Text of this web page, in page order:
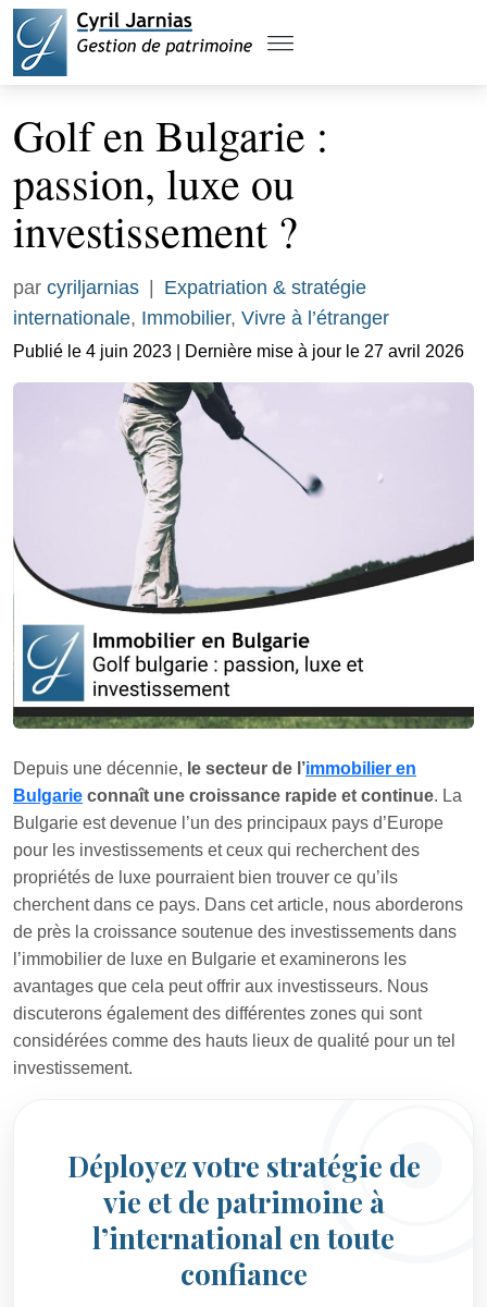
Golf en Bulgarie :
passion, luxe ou
investissement ?
par cyriljarnias
Expatriation & stratégie
internationale, Immobilier, Vivre à l’étranger
Publié le 4 juin 2023 | Dernière mise à jour le 27 avril 2026
Depuis une décennie, le secteur de l’immobilier en
Bulgarie connaît une croissance rapide et continue. La
Bulgarie est devenue l’un des principaux pays d’Europe
pour les investissements et ceux qui recherchent des
propriétés de luxe pourraient bien trouver ce qu’ils
cherchent dans ce pays. Dans cet article, nous aborderons
de près la croissance soutenue des investissements dans
l’immobilier de luxe en Bulgarie et examinerons les
avantages que cela peut offrir aux investisseurs. Nous
discuterons également des différentes zones qui sont
considérées comme des hauts lieux de qualité pour un tel
investissement.
Déployez votre stratégie de
vie et de patrimoine à
l’international en toute
confiance